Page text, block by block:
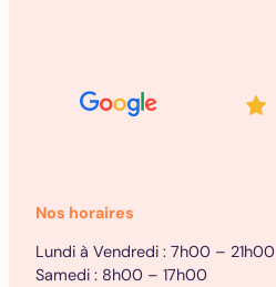
Nos horaires
Lundi à Vendredi : 7h00 – 21h00
Samedi : 8h00 – 17h00